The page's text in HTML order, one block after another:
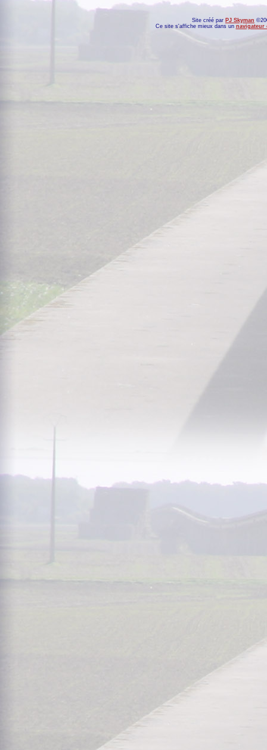
Site créé par PJ Skyman
Ce site s'affiche mieux dans un navigateur